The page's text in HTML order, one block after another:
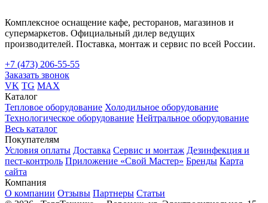
Комплексное оснащение кафе, ресторанов, магазинов и
супермаркетов. Официальный дилер ведущих
производителей. Поставка, монтаж и сервис по всей России.
+7 (473) 206-55-55
Заказать звонок
VK TG MAX
Каталог
Тепловое оборудование Холодильное оборудование
Технологическое оборудование Нейтральное оборудование
Весь каталог
Покупателям
Условия оплаты Доставка Сервис и монтаж Дезинфекция и
пест-контроль Приложение «Свой Мастер» Бренды Карта
сайта
Компания
О компании Отзывы Партнеры Статьи